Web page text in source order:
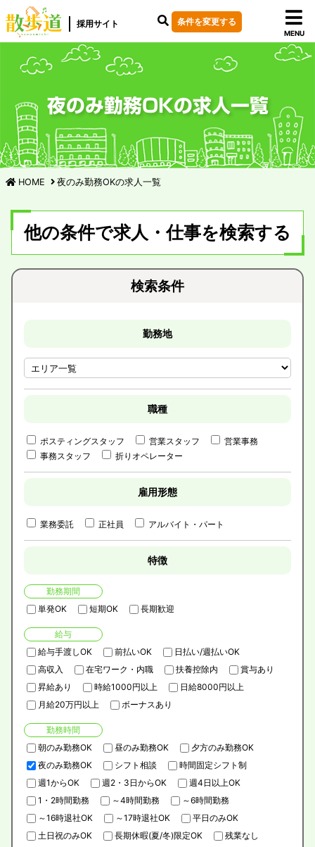
採用サイト 条件を変更する
MENU
夜のみ勤務OKの求人一覧
HOME 夜のみ勤務OKの求人一覧
他の条件で求人・仕事を検索する
検索条件
勤務地
職種
ポスティングスタッフ 営業スタッフ
営業事務
事務スタッフ
折りオペレーター
雇用形態
業務委託 正社員 アルバイト・パート
特徴
勤務期間
単発OK
短期OK 長期歓迎
給与
給与手渡しOK
前払いOK
日払い/週払いOK
高収入
在宅ワーク・内職 扶養控除内
賞与あり
昇給あり
時給1000円以上
日給8000円以上
月給20万円以上
ボーナスあり
勤務時間
朝のみ勤務OK
昼のみ勤務OK
夕方のみ勤務OK
夜のみ勤務OK
シフト相談
時間固定シフト制
週1からOK
週2・3日からOK
週4日以上OK
1・2時間勤務
～4時間勤務
～6時間勤務
～16時退社OK
～17時退社OK
平日のみOK
土日祝のみOK
長期休暇(夏/冬)限定OK
残業なし